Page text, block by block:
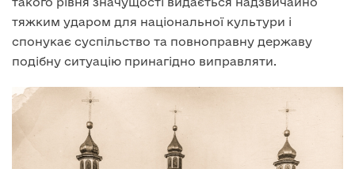
тяжким ударом для національної культури і
спонукає суспільство та повноправну державу
подібну ситуацію принагідно виправляти.